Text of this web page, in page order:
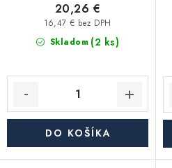
Skladom (2 ks)
16,47 € bez DPH
20,26 €
DO KOŠÍKA